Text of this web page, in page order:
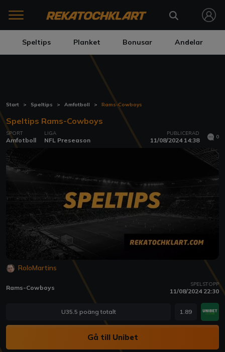
Speltips Planket Bonusar Andelar
Start Speltips Amfotboll Rams-Cowboys
Speltips Rams-Cowboys
SPORT
Amfotboll
LIGA
NFL Preseason
PUBLICERAD
11/08/2024 14:38 0
RoloMartins
Rams-Cowboys SPELSTOPP
11/08/2024 22:30
U35.5 poäng totalt 1.89
Gå till Unibet